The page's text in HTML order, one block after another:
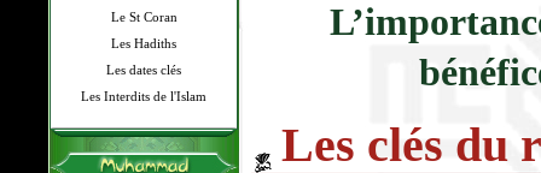
Le St Coran
Les Hadiths
Les dates clés
Les Interdits de l'Islam
Les clés du